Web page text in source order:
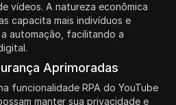
vídeos. A natureza econômica
capacita mais indivíduos e
automação, facilitando a
Aprimoradas
funcionalidade RPA do YouTube
manter sua privacidade e